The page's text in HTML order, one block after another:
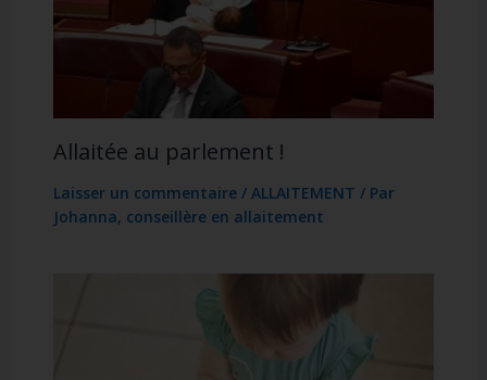
Allaitée au parlement !
Laisser un commentaire / ALLAITEMENT / Par
Johanna, conseillère en allaitement